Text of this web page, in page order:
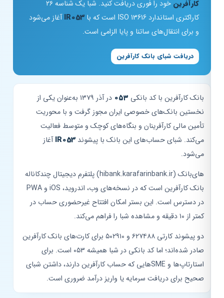
کارآفرین
خود را فوری دریافت کنید. شبا یک شناسه ۲۶
کاراکتری استاندارد ISO 13616 است که با
IR053آغاز می‌شود
و برای انتقال‌های ساتنا و پایا الزامی است.
دریافت شبای بانک کارآفرین
بانک کارآفرین با کد بانکی۰۵۳
در آذر ۱۳۷۹ به‌عنوان یکی از
نخستین بانک‌های خصوصی ایران مجوز گرفت و با محوریت
تأمین مالی کارآفرینان و بنگاه‌های کوچک و متوسط فعالیت
می‌کند. شبای حساب‌های این بانک با پیشوندIR053آغاز
می‌شود.
های‌بانک (hibank.karafarinbank.ir) پلتفرم دیجیتال چندکاناله
بانک کارآفرین است که در نسخه‌های وب، اندروید، iOS و PWA
در دسترس است. این بستر امکان افتتاح غیرحضوری حساب در
کمتر از ۱۰ دقیقه و مشاهده شبا را فراهم می‌کند.
دو پیشوند کارتی ۶۲۷۴۸۸ و ۵۰۲۹۱۰ برای کارت‌های بانک کارآفرین
صادر شده‌اند؛ اما کد بانکی در شبا همیشه ۰۵۳ است. برای
استارتاپ‌ها و SMEهایی که حساب کارآفرین دارند، داشتن شبای
صحیح برای دریافت سرمایه یا واریز درآمد ضروری است.